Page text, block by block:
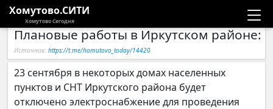
Хомутово.СИТИ
Хомутово Сегодня
Новости
Галерея
Плановые работы в Иркутском районе:
Источник: https://t.me/homutovo_today/14420
23 сентября в некоторых домах населенных
пунктов и СНТ Иркутского района будет
отключено электроснабжение для проведения